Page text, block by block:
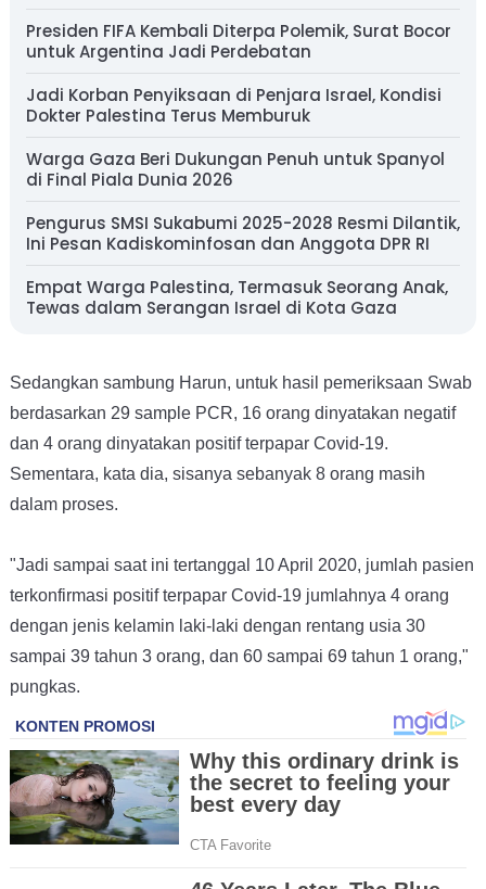
Presiden FIFA Kembali Diterpa Polemik, Surat Bocor
untuk Argentina Jadi Perdebatan
Jadi Korban Penyiksaan di Penjara Israel, Kondisi
Dokter Palestina Terus Memburuk
Warga Gaza Beri Dukungan Penuh untuk Spanyol
di Final Piala Dunia 2026
Pengurus SMSI Sukabumi 2025-2028 Resmi Dilantik,
Ini Pesan Kadiskominfosan dan Anggota DPR RI
Empat Warga Palestina, Termasuk Seorang Anak,
Tewas dalam Serangan Israel di Kota Gaza
Sedangkan sambung Harun, untuk hasil pemeriksaan Swab
berdasarkan 29 sample PCR, 16 orang dinyatakan negatif
dan 4 orang dinyatakan positif terpapar Covid-19.
Sementara, kata dia, sisanya sebanyak 8 orang masih
dalam proses.
"Jadi sampai saat ini tertanggal 10 April 2020, jumlah pasien
terkonfirmasi positif terpapar Covid-19 jumlahnya 4 orang
dengan jenis kelamin laki-laki dengan rentang usia 30
sampai 39 tahun 3 orang, dan 60 sampai 69 tahun 1 orang,"
pungkas.